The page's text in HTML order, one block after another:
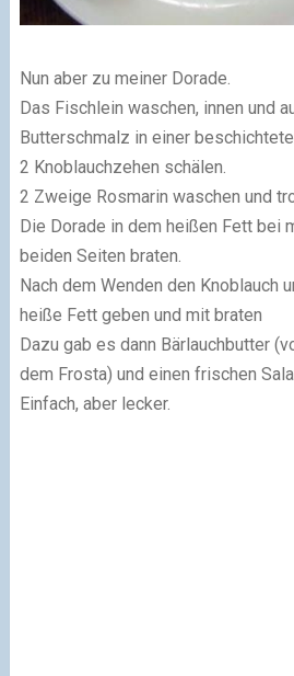
Nun aber zu meiner Dorade.
Das Fischlein waschen, innen und
Butterschmalz in einer
2 Knoblauchzehen schälen.
2 Zweige Rosmarin waschen und
Die Dorade in dem heißen Fett bei
beiden Seiten braten.
Nach dem Wenden den Knoblauch
heiße Fett geben und mit braten
Dazu gab es dann Bärlauchbutter
dem Frosta) und einen frischen
Einfach, aber lecker.